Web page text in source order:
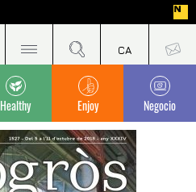
Healthy Enjoy Negocio